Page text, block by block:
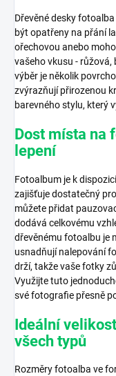
Dřevěné desky
být opatřeny na přání
ořechovou anebo
vašeho vkusu - růžová,
výběr je několik
zvýrazňují přirozenou
barevného stylu, který
Dost místa na
lepení
Fotoalbum je k
zajišťuje dostatečný
můžete přidat
dodává celkovému
dřevěnému fotoalbu je
usnadňují nalepování
drží, takže vaše fotky
Využijte tuto
své fotografie přesně
Ideální
všech typů
Rozměry fotoalba ve